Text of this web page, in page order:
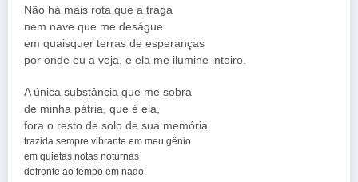
Não há mais rota que a traga
nem nave que me deságue
em quaisquer terras de esperanças
por onde eu a veja, e ela me ilumine inteiro.
A única substância que me sobra
de minha pátria, que é ela,
fora o resto de solo de sua memória
trazida sempre vibrante em meu gênio
em quietas notas noturnas
defronte ao tempo em nado.